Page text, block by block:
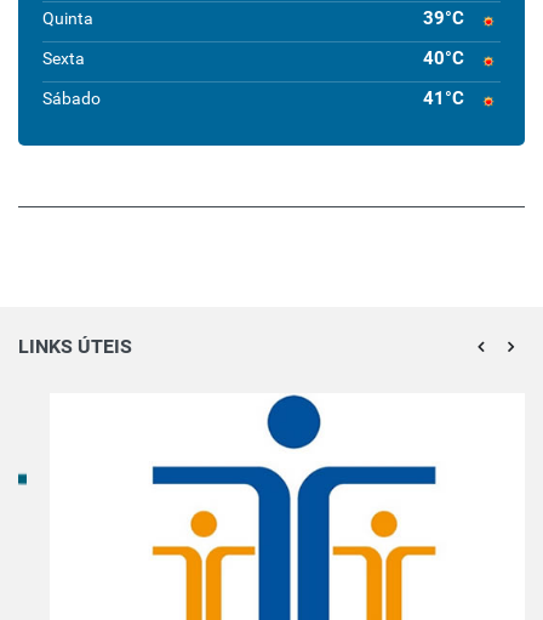
Quinta 39°C
Sexta 40°C
Sábado 41°C
LINKS ÚTEIS